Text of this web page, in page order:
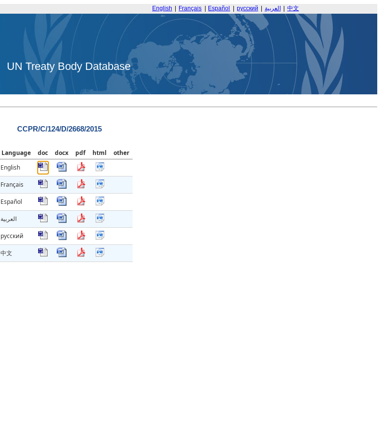
English Français Español русский العربية 中文
UN Treaty Body Database
CCPR/C/124/D/2668/2015
Language doc docx pdf html
other
English
Français
Español
العربية
русский
中文